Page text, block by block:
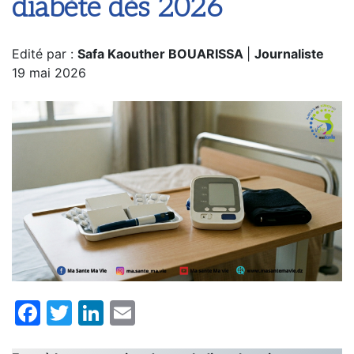
diabète dès 2026
Edité par : Safa Kaouther BOUARISSA
Journaliste
19 mai 2026
Facebook
TwitterLinkedIn